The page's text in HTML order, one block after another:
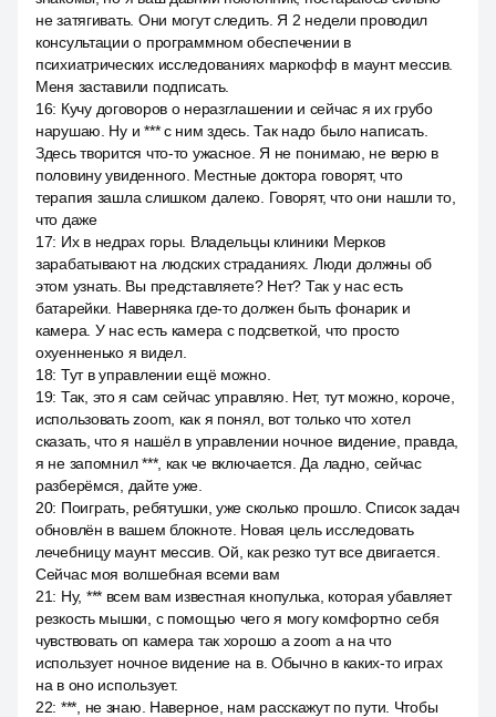
не затягивать. Они могут следить. Я 2 недели проводил
консультации о программном обеспечении в
психиатрических исследованиях маркофф в маунт мессив.
Меня заставили подписать.
16: Кучу договоров о неразглашении и сейчас я их грубо
нарушаю. Ну и *** с ним здесь. Так надо было написать.
Здесь творится что-то ужасное. Я не понимаю, не верю в
половину увиденного. Местные доктора говорят, что
терапия зашла слишком далеко. Говорят, что они нашли то,
что даже
17: Их в недрах горы. Владельцы клиники Мерков
зарабатывают на людских страданиях. Люди должны об
этом узнать. Вы представляете? Нет? Так у нас есть
батарейки. Наверняка где-то должен быть фонарик и
камера. У нас есть камера с подсветкой, что просто
охуенненько я видел.
18: Тут в управлении ещё можно.
19: Так, это я сам сейчас управляю. Нет, тут можно, короче,
использовать zoom, как я понял, вот только что хотел
сказать, что я нашёл в управлении ночное видение, правда,
я не запомнил ***, как че включается. Да ладно, сейчас
разберёмся, дайте уже.
20: Поиграть, ребятушки, уже сколько прошло. Список задач
обновлён в вашем блокноте. Новая цель исследовать
лечебницу маунт мессив. Ой, как резко тут все двигается.
Сейчас моя волшебная всеми вам
21: Ну, *** всем вам известная кнопулька, которая убавляет
резкость мышки, с помощью чего я могу комфортно себя
чувствовать оп камера так хорошо а zoom а на что
использует ночное видение на в. Обычно в каких-то играх
на в оно использует.
22: ***, не знаю. Наверное, нам расскажут по пути. Чтобы